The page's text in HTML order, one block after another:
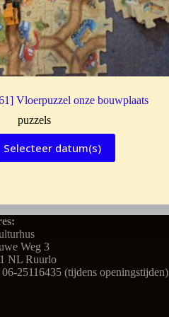
Vloerpuzzel onze bouwplaats
puzzels
Selecteer datum(s)
Weg 3
NL Ruurlo
25116435 (tijdens openingstijden)